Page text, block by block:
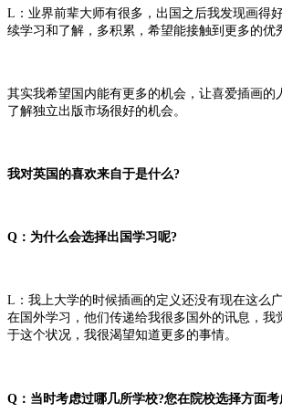
L：业界前辈大师有很多，出国之后我发现画得
续学习和了解，多积累，希望能接触到更多的优
其实我希望国内能有更多的机会，让喜爱插画
了解独立出版市场很好的机会。
我对英国的喜欢来自于是什么?
Q：为什么会选择出国学习呢?
L：我上大学的时候插画的定义还没有现在这么
在国外学习，他们传递给我很多国外的讯息，
于这个状况，我很渴望知道更多的事情。
Q：当时考虑过哪几所学校?您在院校选择方面